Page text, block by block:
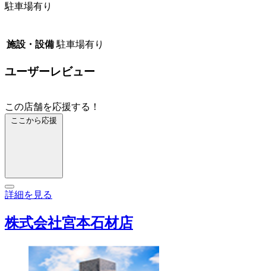
駐車場有り
施設・設備 駐車場有り
ユーザーレビュー
この店舗を応援する！
ここから応援
詳細を見る
株式会社宮本石材店